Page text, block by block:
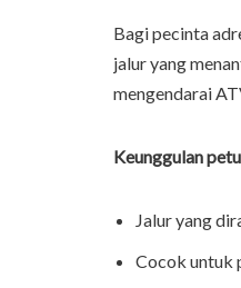
Bagi pecinta
jalur yang
mengendarai
Keunggulan
Jalur yang
Cocok untuk